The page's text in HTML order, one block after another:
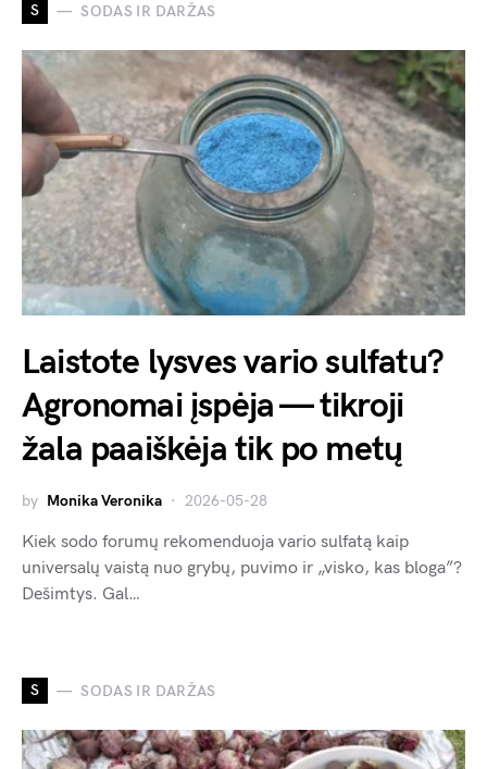
S SODAS IR DARŽAS
Laistote lysves vario sulfatu?
Agronomai įspėja — tikroji
žala paaiškėja tik po metų
by Monika Veronika 2026-05-28
Kiek sodo forumų rekomenduoja vario sulfatą kaip
universalų vaistą nuo grybų, puvimo ir „visko, kas bloga”?
Dešimtys. Gal…
S SODAS IR DARŽAS